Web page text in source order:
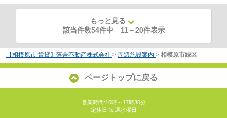
もっと見る
該当件数54件中 11 －20件表示
【相模原市 賃貸】落合不動産株式会社 > 周辺施設案内 > 相模原市緑区
ページトップに戻る
営業時間:10時～17時30分
定休日:毎週水曜日